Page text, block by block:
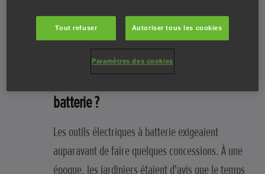
Pouvez-vous obtenir la puissance dont
batterie ?
Les outils électriques à batterie exigeaient
auparavant de faire quelques concessions. À une
époque, les jardiniers étaient d'avis que le temps
Tout refuser Autoriser tous les cookies
Paramètres des cookies